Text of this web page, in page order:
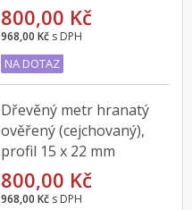
800,00 Kč
968,00 Kč s DPH
NA DOTAZ
Dřevěný metr hranatý
ověřený (cejchovaný),
profil 15 x 22 mm
800,00 Kč
968,00 Kč s DPH